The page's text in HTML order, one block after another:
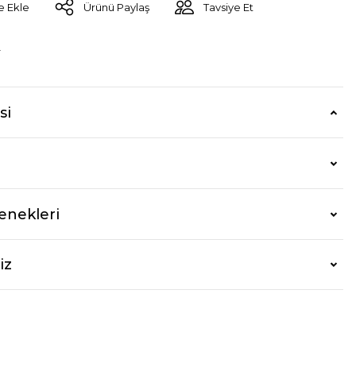
Ürünü Paylaş Tavsiye Et